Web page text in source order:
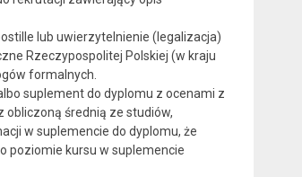
lub uwierzytelnienie (legalizacja)
Rzeczypospolitej Polskiej (w kraju
formalnych.
suplement do dyplomu z ocenami z
średnią ze studiów,
w suplemencie do dyplomu, że
poziomie kursu w suplemencie